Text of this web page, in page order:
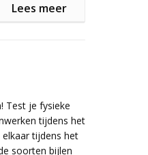
krijgen jullie
en komen we
Geit ter
Lees meer
Test je fysieke
tijdens het
tijdens het
soorten bijlen